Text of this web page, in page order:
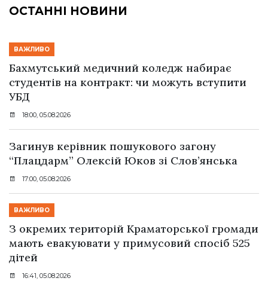
ОСТАННІ НОВИНИ
ВАЖЛИВО
Бахмутський медичний коледж набирає
студентів на контракт: чи можуть вступити
УБД
18:00, 05.08.2026
Загинув керівник пошукового загону
“Плацдарм” Олексій Юков зі Слов’янська
17:00, 05.08.2026
ВАЖЛИВО
З окремих територій Краматорської громади
мають евакуювати у примусовий спосіб 525
дітей
16:41, 05.08.2026